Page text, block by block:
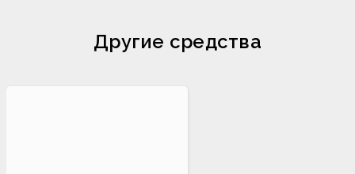
Другие средства